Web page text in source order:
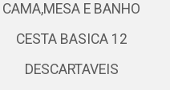
CAMA,MESA E BANHO
CESTA BASICA 12
DESCARTAVEIS